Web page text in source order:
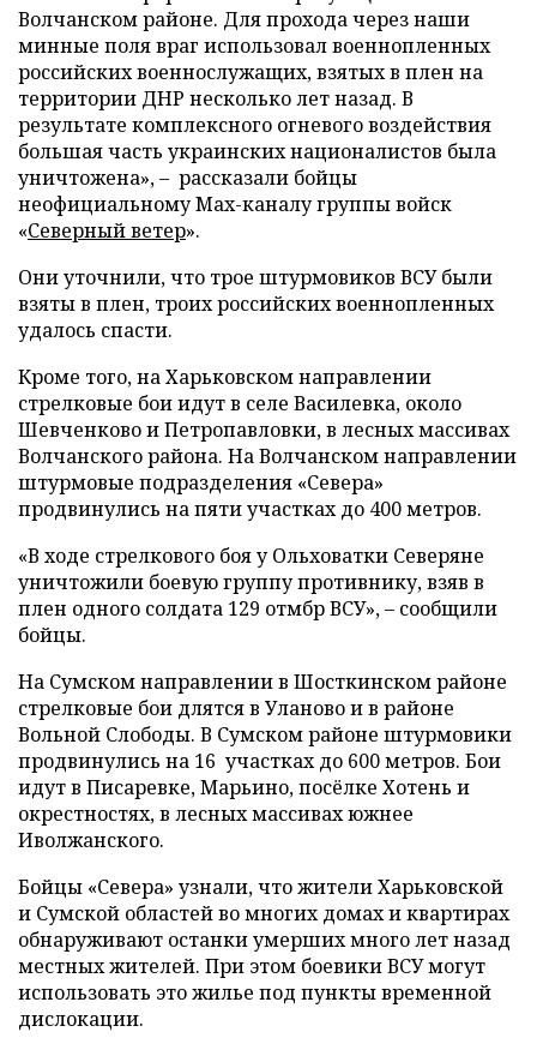
Волчанском районе. Для прохода через наши
минные поля враг использовал военнопленных
российских военнослужащих, взятых в плен на
территории ДНР несколько лет назад. В
результате комплексного огневого воздействия
большая часть украинских националистов была
уничтожена», – рассказали бойцы
неофициальному Max-каналу группы войск
«Северный ветер».
Они уточнили, что трое штурмовиков ВСУ были
взяты в плен, троих российских военнопленных
удалось спасти.
Кроме того, на Харьковском направлении
стрелковые бои идут в селе Василевка, около
Шевченково и Петропавловки, в лесных массивах
Волчанского района. На Волчанском направлении
штурмовые подразделения «Севера»
продвинулись на пяти участках до 400 метров.
«В ходе стрелкового боя у Ольховатки Северяне
уничтожили боевую группу противнику, взяв в
плен одного солдата 129 отмбр ВСУ», – сообщили
бойцы.
На Сумском направлении в Шосткинском районе
стрелковые бои длятся в Уланово и в районе
Вольной Слободы. В Сумском районе штурмовики
продвинулись на 16 участках до 600 метров. Бои
идут в Писаревке, Марьино, посёлке Хотень и
окрестностях, в лесных массивах южнее
Иволжанского.
Бойцы «Севера» узнали, что жители Харьковской
и Сумской областей во многих домах и квартирах
обнаруживают останки умерших много лет назад
местных жителей. При этом боевики ВСУ могут
использовать это жилье под пункты временной
дислокации.